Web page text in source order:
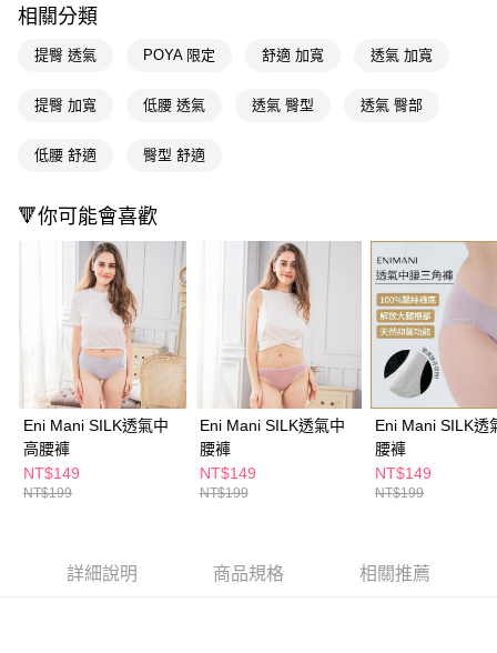
Google Pay
相關說明
便利好安心！
２．便利：只要手機號碼，簡訊認證，即可結帳。
３．安心：先確認商品／服務後，再付款。
【「AFTEE先享後付」結帳流程】
１．於結帳方式選擇「AFTEE先享後付」後，將跳轉至「AFTEE先享後付」
結帳頁面，進行簡訊認證並確認金額後，即可完成結帳。
２．訂單成立數日內，您將收到繳費通知簡訊。
３．收到繳費通知簡訊後14天內，點擊此簡訊中的連結，可透過四大超商／
ATM／網路銀行／等多元方式進行付款，方視為交易完成。
※ 請注意：結帳手續完成當下不需立刻繳費，但若您需要取消訂單，請聯絡
購買商品的店家。未經商家同意取消之訂單仍視為有效，需透過AFTEE先享
後付繳納相關費用。
※ 交易是否成功請以「AFTEE先享後付 」之結帳頁面顯示為準，若有關於
客戶支援中心」
https://netprotections.freshdesk.com/support/home
易，需依本服務之必要範圍內提供個人資料，並將交易相關給付款項請求債
權轉讓予恩沛科技股份有限公司。
全家取貨付款
每筆NT$65，滿NT$390(含以上)免運費
付款後全家取貨
每筆NT$65，滿NT$390(含以上)免運費
萊爾富取貨付款
每筆NT$65，滿NT$490(含以上)免運費
付款後萊爾富取貨
每筆NT$65，滿NT$490(含以上)免運費
付款後7-11取貨
相關分類
提臀 透氣 POYA 限定 舒適 加寬 透氣 加寬
提臀 加寬 低腰 透氣 透氣 臀型 透氣 臀部
低腰 舒適 臀型 舒適
🔻你可能會喜歡
Eni Mani SILK透氣中
高腰褲
NT$149
NT$199
Eni Mani SILK透氣中
腰褲
NT$149
NT$199
Eni Mani SILK透
腰褲
NT$149
NT$199
詳細說明 商品規格 相關推薦